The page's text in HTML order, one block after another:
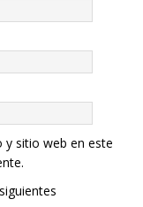
y sitio web en este